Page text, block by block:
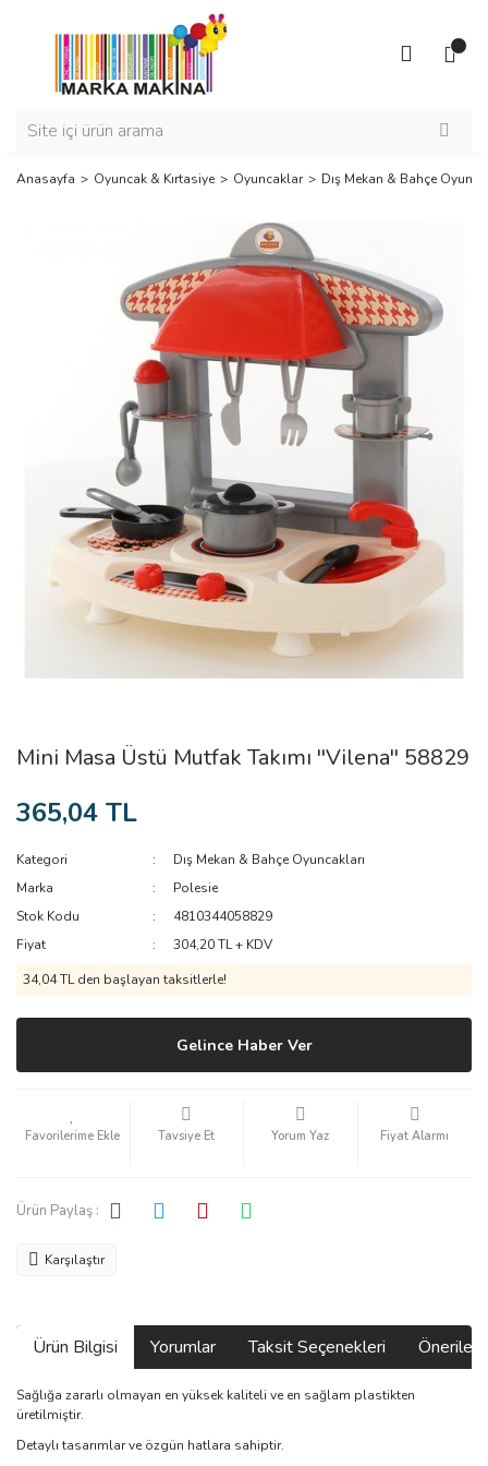
Anasayfa Oyuncak & Kırtasiye Oyuncaklar Dış Mekan & Bahçe
Mini Masa Üstü Mutfak Takımı ''Vilena'' 58829
365,04 TL
Kategori
Dış Mekan & Bahçe Oyuncakları
Marka
Polesie
Stok Kodu
4810344058829
Fiyat
304,20 TL + KDV
34,04 TL den başlayan taksitlerle!
Gelince Haber Ver
Tavsiye Et Yorum Yaz Fiyat Alarmı
Ürün Paylaş :
Karşılaştır
Ürün Bilgisi Yorumlar Taksit Seçenekleri
Sağlığa zararlı olmayan en yüksek kaliteli ve en sağlam plastikten
üretilmiştir.
Detaylı tasarımlar ve özgün hatlara sahiptir.